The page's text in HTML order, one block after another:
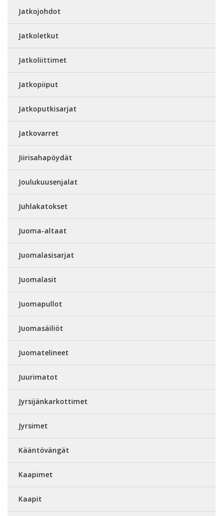
Jatkojohdot
Jatkoletkut
Jatkoliittimet
Jatkopiiput
Jatkoputkisarjat
Jatkovarret
Jiirisahapöydät
Joulukuusenjalat
Juhlakatokset
Juoma-altaat
Juomalasisarjat
Juomalasit
Juomapullot
Juomasäiliöt
Juomatelineet
Juurimatot
Jyrsijänkarkottimet
Jyrsimet
Kääntövängät
Kaapimet
Kaapit